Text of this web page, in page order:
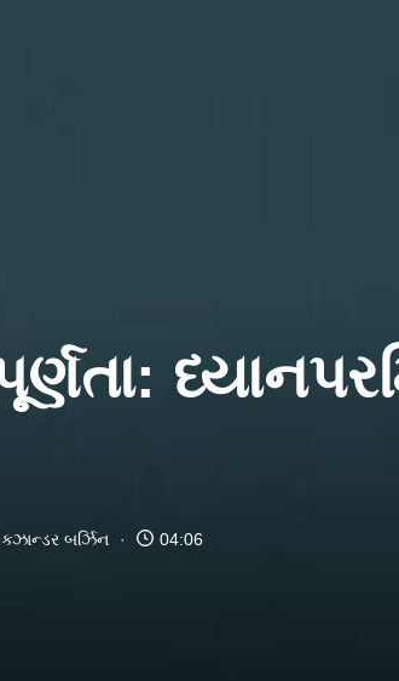
બર્ઝિન 04:06